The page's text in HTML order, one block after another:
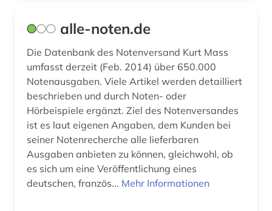
fanzine (1)
feminismus (1)
fernsehen (1)
fernsehprogramm (1)
ferruccio busoni (1)
fid musikwissenschaft (13)
fid musikwissenschaft (1)
alle-noten.de
Die Datenbank des Notenversand Kurt Mass
umfasst derzeit (Feb. 2014) über 650.000
Notenausgaben. Viele Artikel werden detailliert
beschrieben und durch Noten- oder
Hörbeispiele ergänzt. Ziel des Notenversandes
ist es laut eigenen Angaben, dem Kunden bei
seiner Notenrecherche alle lieferbaren
Ausgaben anbieten zu können, gleichwohl, ob
es sich um eine Veröffentlichung eines
deutschen, französ... Mehr Informationen